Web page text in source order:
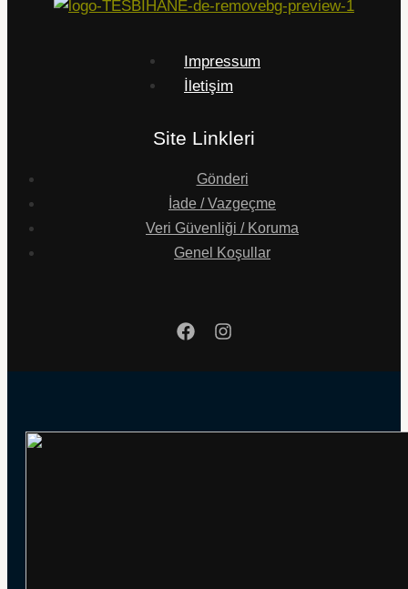
Impressum
İletişim
Site Linkleri
Gönderi
İade / Vazgeçme
Veri Güvenliği / Koruma
Genel Koşullar